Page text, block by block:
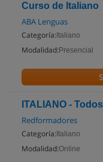
Curso de Italiano
ABA Lenguas
Categoría: Italiano
Modalidad: Presencial
ITALIANO -
Redformadores
Categoría: Italiano
Modalidad:Online